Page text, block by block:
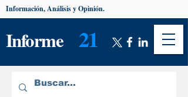
Informe 21
Información, Análisis y Opinión.